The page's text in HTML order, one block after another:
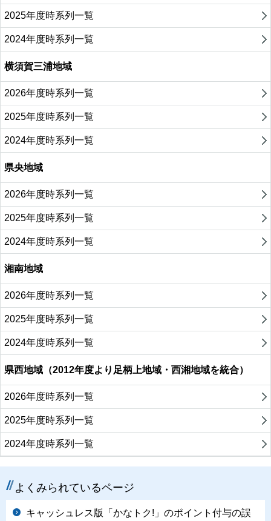
2025年度時系列一覧
2024年度時系列一覧
横須賀三浦地域
2026年度時系列一覧
2025年度時系列一覧
2024年度時系列一覧
県央地域
2026年度時系列一覧
2025年度時系列一覧
2024年度時系列一覧
湘南地域
2026年度時系列一覧
2025年度時系列一覧
2024年度時系列一覧
県西地域（2012年度より足柄上地域・西湘地域を統合）
2026年度時系列一覧
2025年度時系列一覧
2024年度時系列一覧
よくみられているページ
キャッシュレス版「かなトク!」のポイント付与の誤